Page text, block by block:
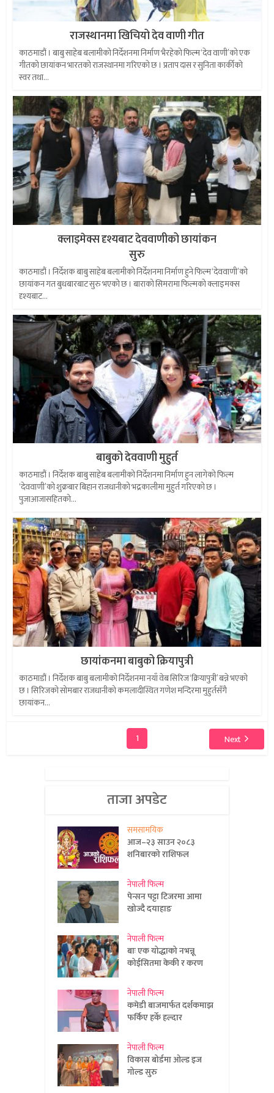
राजस्थानमा खिचियो देव वाणी गीत
काठमाडौं । बाबु साहेब बलामीको निर्देशनमा निर्माण भैरहेको फिल्म ‘देव वाणी’को एक
गीतको छायांकन भारतको राजस्थानमा गरिएको छ । प्रताप दास र सुनिता कार्कीको
स्वर तथा...
क्लाइमेक्स दृश्यबाट देववाणीको छायांकन
सुरु
काठमाडौं । निर्देशक बाबु साहेब बलामीको निर्देशनमा निर्माण हुने फिल्म ‘देववाणी’को
छायांकन गत बुधबारबाट सुरु भएको छ । बाराको सिमरामा फिल्मको क्लाइमक्स
दृश्यबाट...
बाबुको देववाणी मुहुर्त
काठमाडौं । निर्देशक बाबु साहेब बलामीको निर्देशनमा निर्माण हुन लागेको फिल्म
‘देववाणी’को शुक्रबार बिहान राजधानीको भद्रकालीमा मुहुर्त गरिएको छ ।
पुजाआजासहितको...
छायांकनमा बाबुको क्रियापुत्री
काठमाडौं । निर्देशक बाबु बलामीको निर्देशनमा नयाँ वेब सिरिज ‘क्रियापुत्री’ बन्ने भएको
छ । सिरिजको सोमबार राजधानीको कमलादीस्थित गणेश मन्दिरमा मुहुर्तसँगै
छायांकन...
1 Next
ताजा अपडेट
समसामयिक
आज–२३ साउन २०८३
शनिबारको राशिफल
नेपाली फिल्म
पेन्सन पट्टा टिजरमा आमा
खोज्दै दयाहाङ
नेपाली फिल्म
बाः एक योद्धाको नभन्नू
कोईसितमा केकी र करण
नेपाली फिल्म
कमेडी बाजमार्फत दर्शकमाझ
फर्किए हर्के हल्दार
नेपाली फिल्म
विकास बोर्डमा ओल्ड इज
गोल्ड सुरु